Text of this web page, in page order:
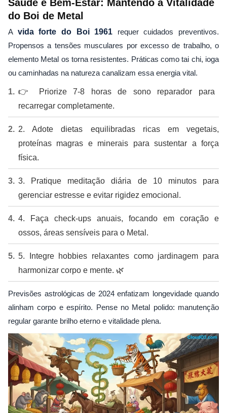
Saúde e Bem-Estar: Mantendo a Vitalidade
do Boi de Metal
A vida forte do Boi 1961 requer cuidados preventivos.
Propensos a tensões musculares por excesso de trabalho, o
elemento Metal os torna resistentes. Práticas como tai chi, ioga
ou caminhadas na natureza canalizam essa energia vital.
👉 Priorize 7-8 horas de sono reparador para
recarregar completamente.
2. Adote dietas equilibradas ricas em vegetais,
proteínas magras e minerais para sustentar a força
física.
3. Pratique meditação diária de 10 minutos para
gerenciar estresse e evitar rigidez emocional.
4. Faça check-ups anuais, focando em coração e
ossos, áreas sensíveis para o Metal.
5. Integre hobbies relaxantes como jardinagem para
harmonizar corpo e mente. 🌿
Previsões astrológicas de 2024 enfatizam longevidade quando
alinham corpo e espírito. Pense no Metal polido: manutenção
regular garante brilho eterno e vitalidade plena.